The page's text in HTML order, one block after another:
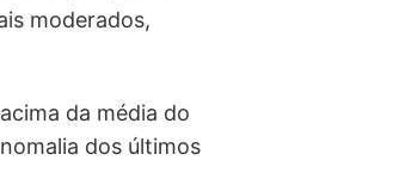
moderados,
da média do
dos últimos